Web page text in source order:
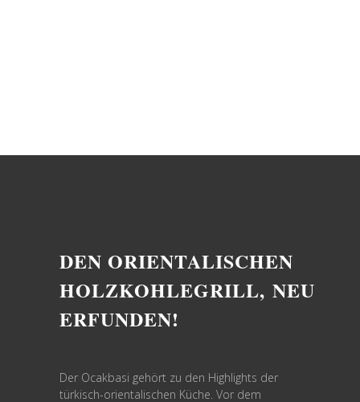
DEN ORIENTALISCHEN
HOLZKOHLEGRILL, NEU
ERFUNDEN!
Der Ocakbasi gehört zu den Highlights der
türkisch-orientalischen Küche. Vor dem